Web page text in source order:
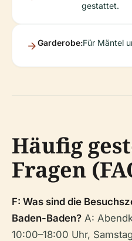
gestattet.
Garderobe:Für Mäntel
Häufig
Fragen
F: Was sind die
Baden-Baden? A:
10:00–18:00 Uhr,